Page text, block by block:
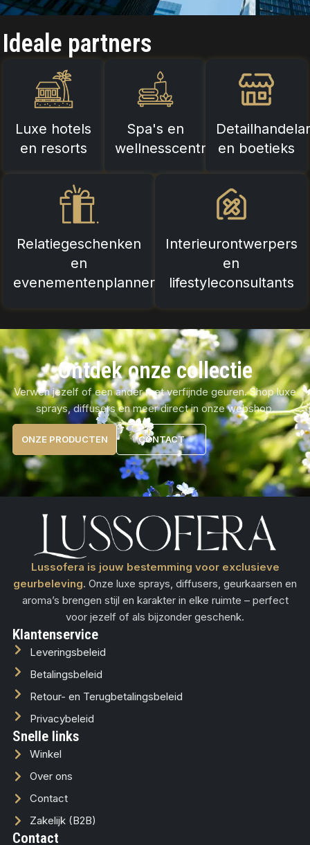
Ideale partners
Luxe hotels
en resorts
Spa's en
wellnesscentra
en boetieks
Relatiegeschenken
en
evenementenplanners
Interieurontwerpers
en
lifestyleconsultants
Ontdek onze collectie
Verwen jezelf of een ander met verfijnde geuren. Shop luxe
sprays, diffusers en meer direct in onze webshop.
ONZE PRODUCTEN CONTACT
Lussofera is jouw bestemming voor exclusieve
geurbeleving. Onze luxe sprays, diffusers, geurkaarsen en
aroma’s brengen stijl en karakter in elke ruimte – perfect
voor jezelf of als bijzonder geschenk.
Klantenservice
Leveringsbeleid
Betalingsbeleid
Retour- en Terugbetalingsbeleid
Privacybeleid
Snelle links
Winkel
Over ons
Contact
Zakelijk (B2B)
Contact